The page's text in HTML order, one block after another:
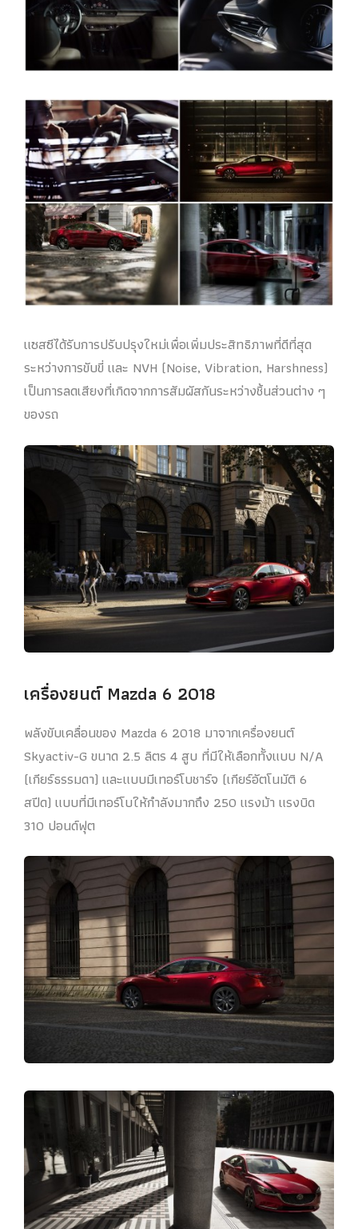
แซสซีได้รับการปรับปรุงใหม่เพื่อเพิ่มประสิทธิภาพที่ดีที่สุด
ระหว่างการขับขี่ และ NVH (Noise, Vibration, Harshness)
เป็นการลดเสียงที่เกิดจากการสัมผัสกันระหว่างชิ้นส่วนต่าง ๆ
ของรถ
เครื่องยนต์ Mazda 6 2018
พลังขับเคลื่อนของ Mazda 6 2018 มาจากเครื่องยนต์
Skyactiv-G ขนาด 2.5 ลิตร 4 สูบ ที่มีให้เลือกทั้งแบบ N/A
(เกียร์ธรรมดา) และแบบมีเทอร์โบชาร์จ (เกียร์อัตโนมัติ 6
สปีด) แบบที่มีเทอร์โบให้กำลังมากถึง 250 แรงม้า แรงบิด
310 ปอนด์ฟุต